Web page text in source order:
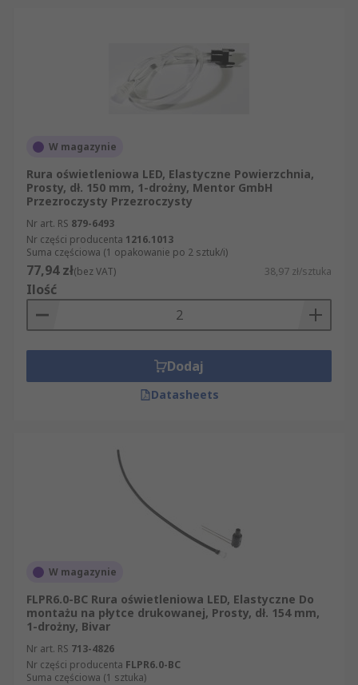
W magazynie
Rura oświetleniowa LED, Elastyczne Powierzchnia,
Prosty, dł. 150 mm, 1-drożny, Mentor GmbH
Przezroczysty Przezroczysty
Nr art. RS 879-6493
Nr części producenta 1216.1013
Suma częściowa (1 opakowanie po 2 sztuk/i)
77,94 zł(bez VAT) 38,97 zł/sztuka
Ilość
Dodaj
Datasheets
W magazynie
FLPR6.0-BC Rura oświetleniowa LED, Elastyczne Do
montażu na płytce drukowanej, Prosty, dł. 154 mm,
1-drożny, Bivar
Nr art. RS 713-4826
Nr części producenta FLPR6.0-BC
Suma częściowa (1 sztuka)